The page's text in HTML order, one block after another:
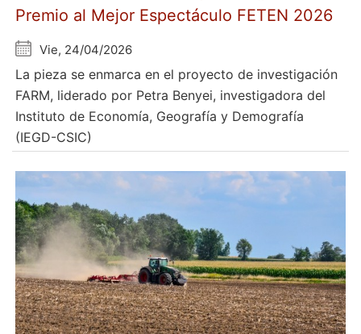
Premio al Mejor Espectáculo FETEN 2026
Vie, 24/04/2026
La pieza se enmarca en el proyecto de investigación
FARM, liderado por Petra Benyei, investigadora del
Instituto de Economía, Geografía y Demografía
(IEGD-CSIC)